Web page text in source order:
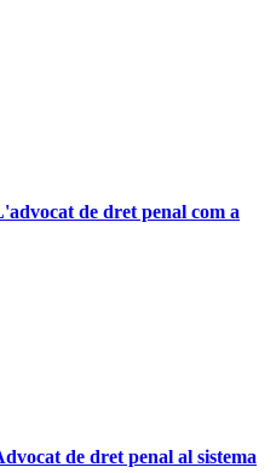
de dret penal com a
de dret penal al sistema